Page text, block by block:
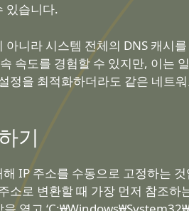
있습니다.
니라 시스템 전체의 DNS 캐시
속도를 경험할 수 있지만, 이는
정을 최적화하더라도 같은 네트
기
IP 주소를 수동으로 고정하는
로 변환할 때 가장 먼저 참조